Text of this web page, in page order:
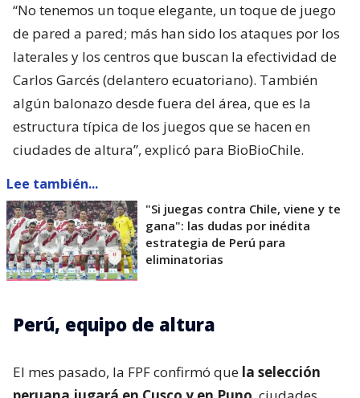
“No tenemos un toque elegante, un toque de juego
de pared a pared; más han sido los ataques por los
laterales y los centros que buscan la efectividad de
Carlos Garcés (delantero ecuatoriano). También
algún balonazo desde fuera del área, que es la
estructura típica de los juegos que se hacen en
ciudades de altura”, explicó para BioBioChile.
Lee también...
"Si juegas contra Chile, viene y te
gana": las dudas por inédita
estrategia de Perú para
eliminatorias
Perú, equipo de altura
El mes pasado, la FPF confirmó que la selección